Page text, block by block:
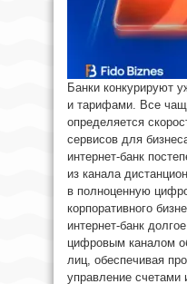
Банки конкурируют
и тарифами. Все
определяется
сервисов для
интернет-банк
из канала
в полноценную
корпоративного
интернет-банк
цифровым каналом
лиц, обеспечивая
управление счетами